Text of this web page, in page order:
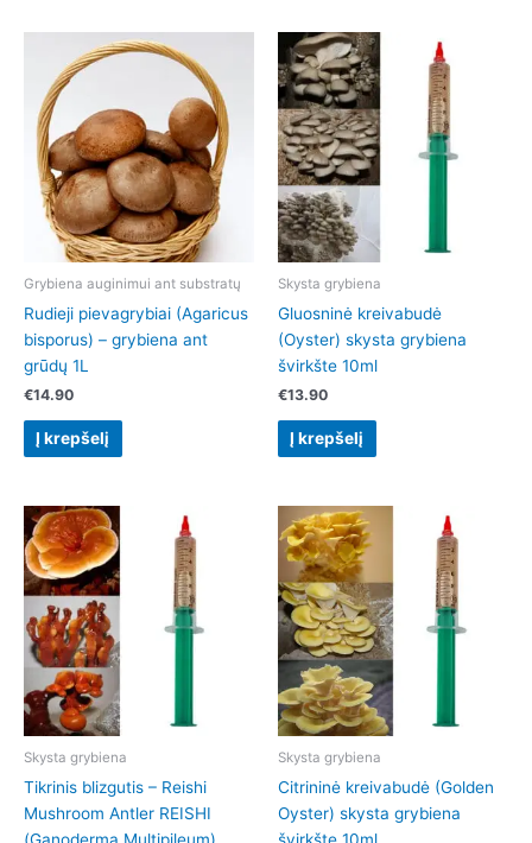
Grybiena auginimui ant substratų
Rudieji pievagrybiai (Agaricus
bisporus) – grybiena ant
grūdų 1L
€14.90
Į krepšelį
Skysta grybiena
Gluosninė kreivabudė
(Oyster) skysta grybiena
švirkšte 10ml
€13.90
Į krepšelį
Skysta grybiena
Tikrinis blizgutis – Reishi
Mushroom Antler REISHI
(Ganoderma Multipileum)
Skysta grybiena
Citrininė kreivabudė (Golden
Oyster) skysta grybiena
švirkšte 10ml